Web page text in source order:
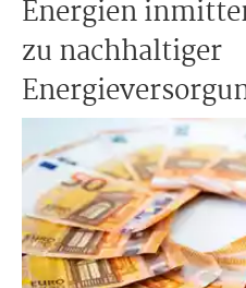
Energien
zu nachhaltiger